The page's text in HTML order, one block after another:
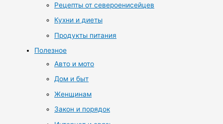
Рецепты от североенисейцев
Кухни и диеты
Продукты питания
Полезное
Авто и мото
Дом и быт
Женщинам
Закон и порядок